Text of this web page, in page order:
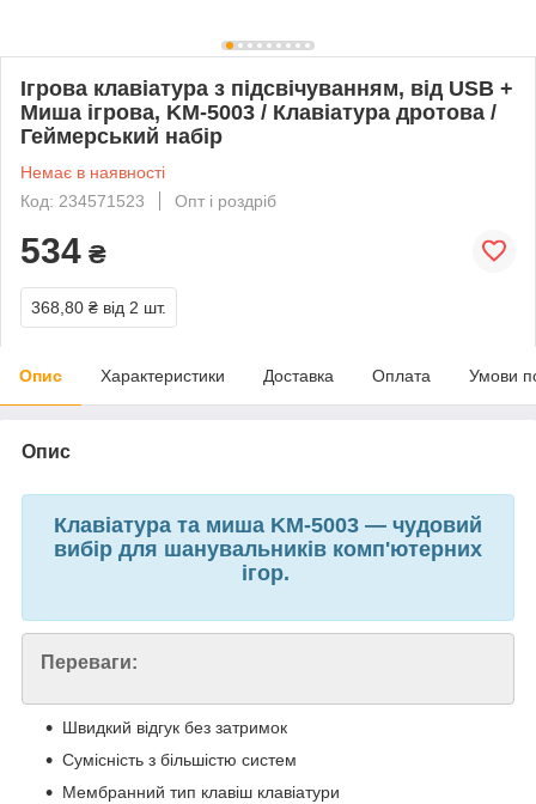
Ігрова клавіатура з підсвічуванням, від USB +
Миша ігрова, KM-5003 / Клавіатура дротова /
Геймерський набір
Немає в наявності
Код: 234571523
Опт і роздріб
534 ₴
368,80 ₴ від 2 шт.
Опис Характеристики Доставка Оплата Умови
Опис
Клавіатура та миша KM-5003 — чудовий
вибір для шанувальників комп'ютерних
ігор.
Переваги:
Швидкий відгук без затримок
Сумісність з більшістю систем
Мембранний тип клавіш клавіатури